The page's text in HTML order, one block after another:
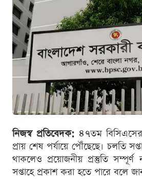
নিজস্ব প্রতিবেদক: ৪৭তম
প্রায় শেষ পর্যায়ে পৌঁছেছে। চলতি
থাকলেও প্রয়োজনীয় প্রস্তুতি
সপ্তাহে প্রকাশ করা হতে পারে বলে